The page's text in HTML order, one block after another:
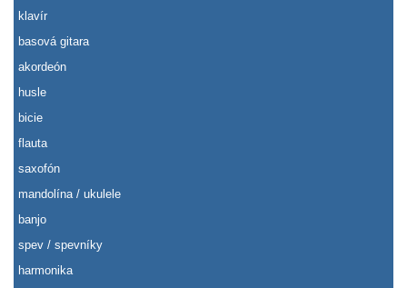
klavír
basová gitara
akordeón
husle
bicie
flauta
saxofón
mandolína / ukulele
banjo
spev / spevníky
harmonika